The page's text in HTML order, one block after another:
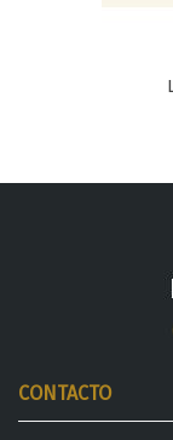
CONTACTO